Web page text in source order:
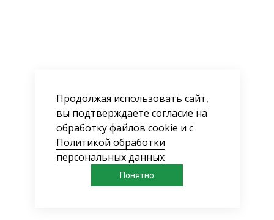
Продолжая использовать сайт,
вы подтверждаете согласие на
обработку файлов cookie и с
Политикой обработки
персональных данных
Понятно